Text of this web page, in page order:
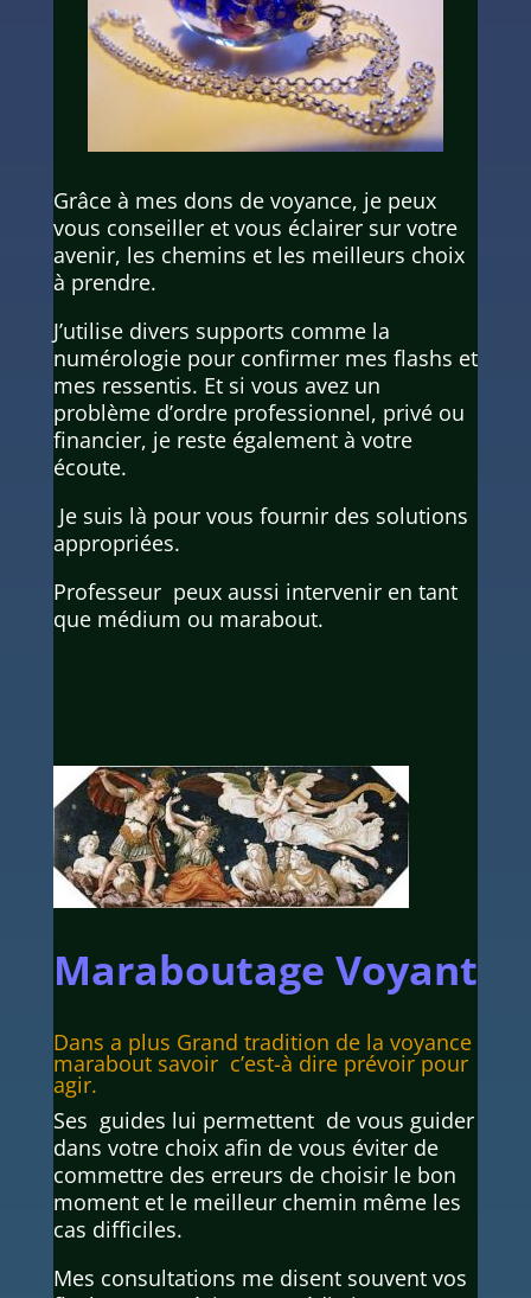
Grâce à mes dons de voyance, je peux
vous conseiller et vous éclairer sur votre
avenir, les chemins et les meilleurs choix
à prendre.
J’utilise divers supports comme la
numérologie pour confirmer mes flashs et
mes ressentis. Et si vous avez un
problème d’ordre professionnel, privé ou
financier, je reste également à votre
écoute.
Je suis là pour vous fournir des solutions
appropriées.
Professeur peux aussi intervenir en tant
que médium ou marabout.
Maraboutage Voyant
Dans a plus Grand tradition de la voyance
marabout savoir c’est-à dire prévoir pour
agir.
Ses guides lui permettent de vous guider
dans votre choix afin de vous éviter de
commettre des erreurs de choisir le bon
moment et le meilleur chemin même les
cas difficiles.
Mes consultations me disent souvent vos